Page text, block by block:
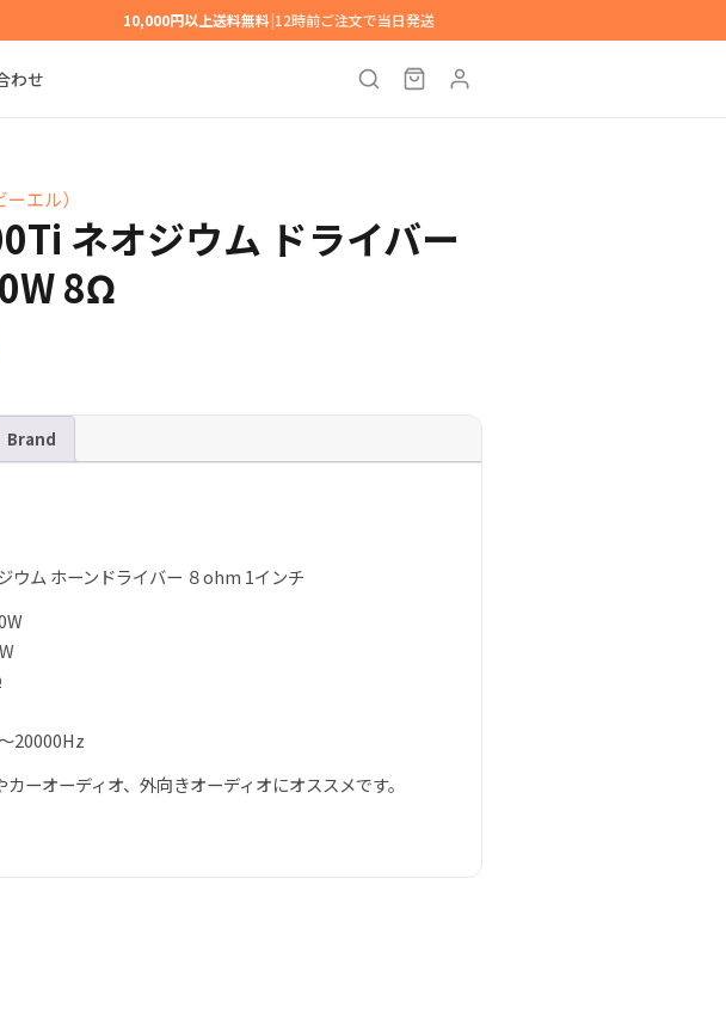
10,000円以上送料無料|12時前ご注文で当日発送
わせ
エル）
ネオジウム ドライバー
8Ω
Brand
ウム ホーンドライバー ８ohm 1インチ
20000Hz
ーオーディオ、外向きオーディオにオススメです。